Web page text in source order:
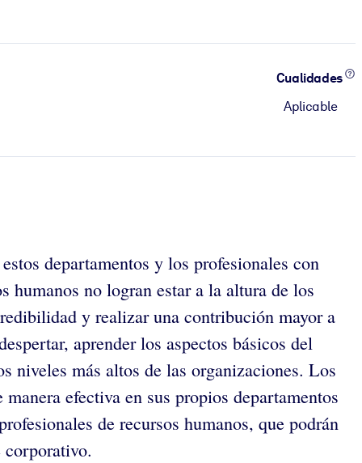
Cualidades
Aplicable
departamentos y los profesionales con
humanos no logran estar a la altura de los
y realizar una contribución mayor a
aprender los aspectos básicos del
niveles más altos de las organizaciones. Los
efectiva en sus propios departamentos
de recursos humanos, que podrán
corporativo.